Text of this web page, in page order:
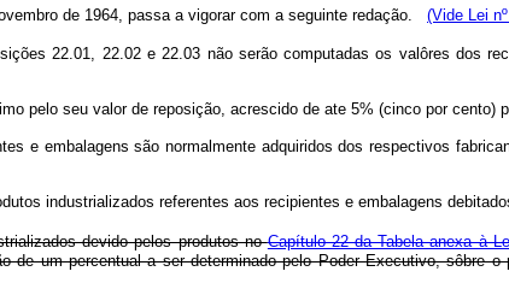
de 1964, passa a vigorar com a seguinte redação. (Vide Lei
22.01, 22.02 e 22.03 não serão computadas os valôres dos
pelo seu valor de reposição, acrescido de ate 5% (cinco por cento)
e embalagens são normalmente adquiridos dos respectivos
industrializados referentes aos recipientes e embalagens
devido pelos produtos noCapítulo 22 da Tabela anexa à
de um percentual a ser determinado pelo Poder Executivo, sôbre